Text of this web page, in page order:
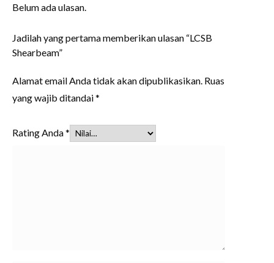
Belum ada ulasan.
Jadilah yang pertama memberikan ulasan “LCSB
Shearbeam”
Alamat email Anda tidak akan dipublikasikan. Ruas
yang wajib ditandai*
Rating Anda*